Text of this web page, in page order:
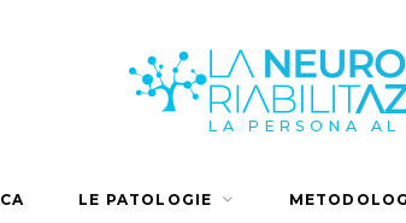
LE PATOLOGIE